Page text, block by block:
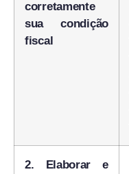
corretamente
sua condição
fiscal
2. Elaborar e